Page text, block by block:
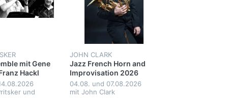
mit Gene
Hackl
und
JOHN CLARK
Jazz French Horn and
Improvisation 2026
04.08. und 07.08.2026
mit John Clark